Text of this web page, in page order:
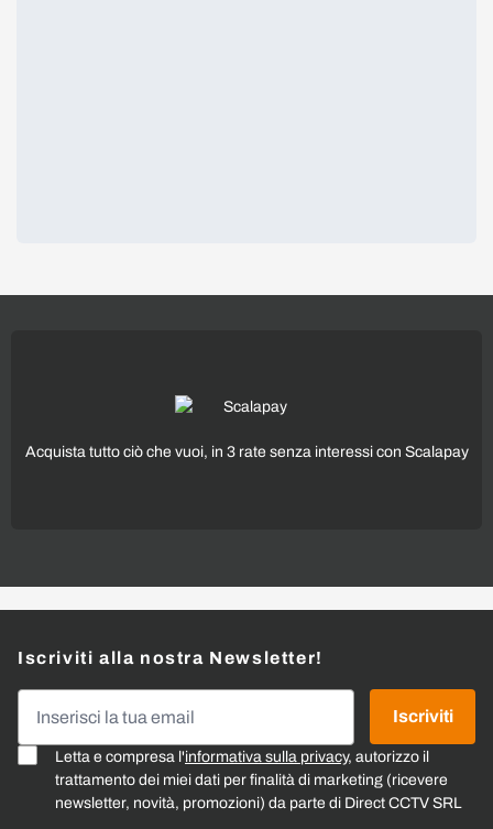
Acquista tutto ciò che vuoi, in 3 rate senza interessi con Scalapay
Iscriviti alla nostra Newsletter!
Letta e compresa l'informativa sulla privacy, autorizzo il
trattamento dei miei dati per finalità di marketing (ricevere
newsletter, novità, promozioni) da parte di Direct CCTV SRL
Iscriviti